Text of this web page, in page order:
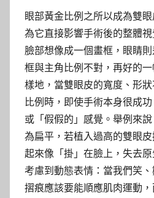
眼部黃金比例之所以成為雙
為它直接影響手術後的整體
臉部想像成一個畫框，眼睛
框與主角比例不對，再好的
樣地，當雙眼皮的寬度、形
比例時，即使手術本身很成
或「假假的」感覺。舉例來
為扁平，若植入過高的雙眼
起來像「掛」在臉上，失去
考慮到動態表情：當我們笑
摺痕應該要能順應肌肉運動